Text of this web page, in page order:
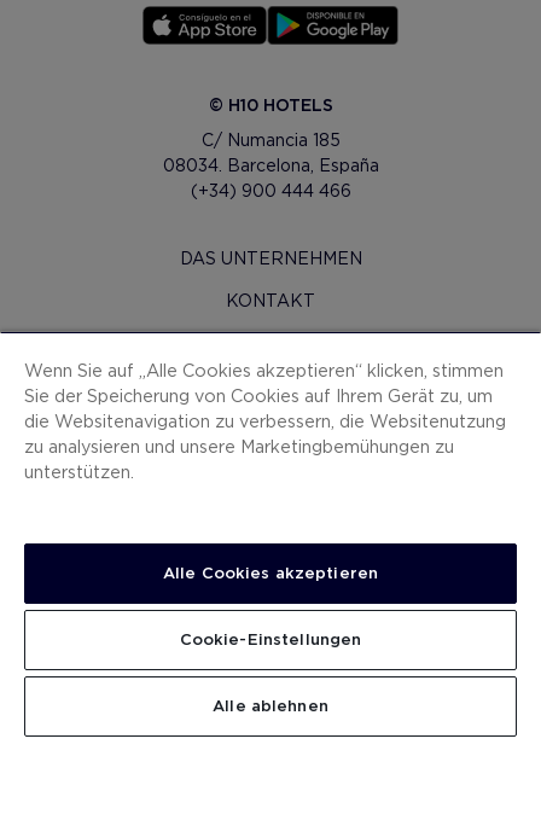
SUCHEN
© H10 HOTELS
C/ Numancia 185
08034. Barcelona, España
(+34) 900 444 466
DAS UNTERNEHMEN
KONTAKT
PRESSERAUM
SITEMAP
ANZEIGEKANAL
ARBEITEN SIE MIT UNS
.
Wenn Sie auf „Alle Cookies akzeptieren“ klicken, stimmen
Sie der Speicherung von Cookies auf Ihrem Gerät zu, um
die Websitenavigation zu verbessern, die Websitenutzung
zu analysieren und unsere Marketingbemühungen zu
unterstützen.
Alle Cookies akzeptieren
Alle ablehnen
Cookie-Einstellungen